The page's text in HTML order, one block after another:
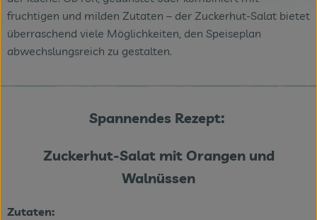
fruchtigen und milden Zutaten – der Zuckerhut-Salat bietet
überraschend viele Möglichkeiten, den Speiseplan
abwechslungsreich zu gestalten.
Spannendes Rezept:
Zuckerhut-Salat mit Orangen und
Walnüssen
Zutaten: